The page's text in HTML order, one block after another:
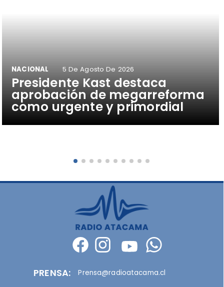
Presidente Kast destaca
aprobación de megarreforma
como urgente y primordial
NACIONAL 5 De Agosto De 2026
PRENSA: Prensa@radioatacama.cl